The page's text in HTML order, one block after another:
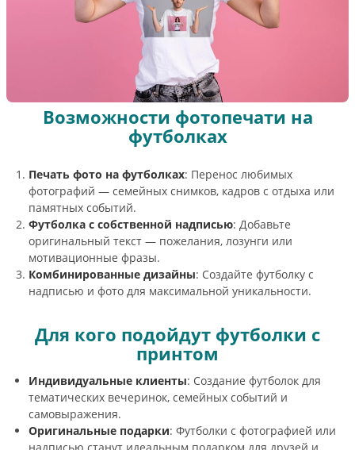
Возможности фотопечати на
футболках
Печать фото на футболках: Перенос любимых
фотографий — семейных снимков, кадров с отдыха или
памятных событий.
Футболка с собственной надписью: Добавьте
оригинальный текст — пожелания, лозунги или
мотивационные фразы.
Комбинированные дизайны: Создайте футболку с
надписью и фото для максимальной уникальности.
Для кого подойдут футболки с
принтом
Индивидуальные клиенты: Создание футболок для
тематических вечеринок, семейных событий и
самовыражения.
Оригинальные подарки: Футболки с фотографией или